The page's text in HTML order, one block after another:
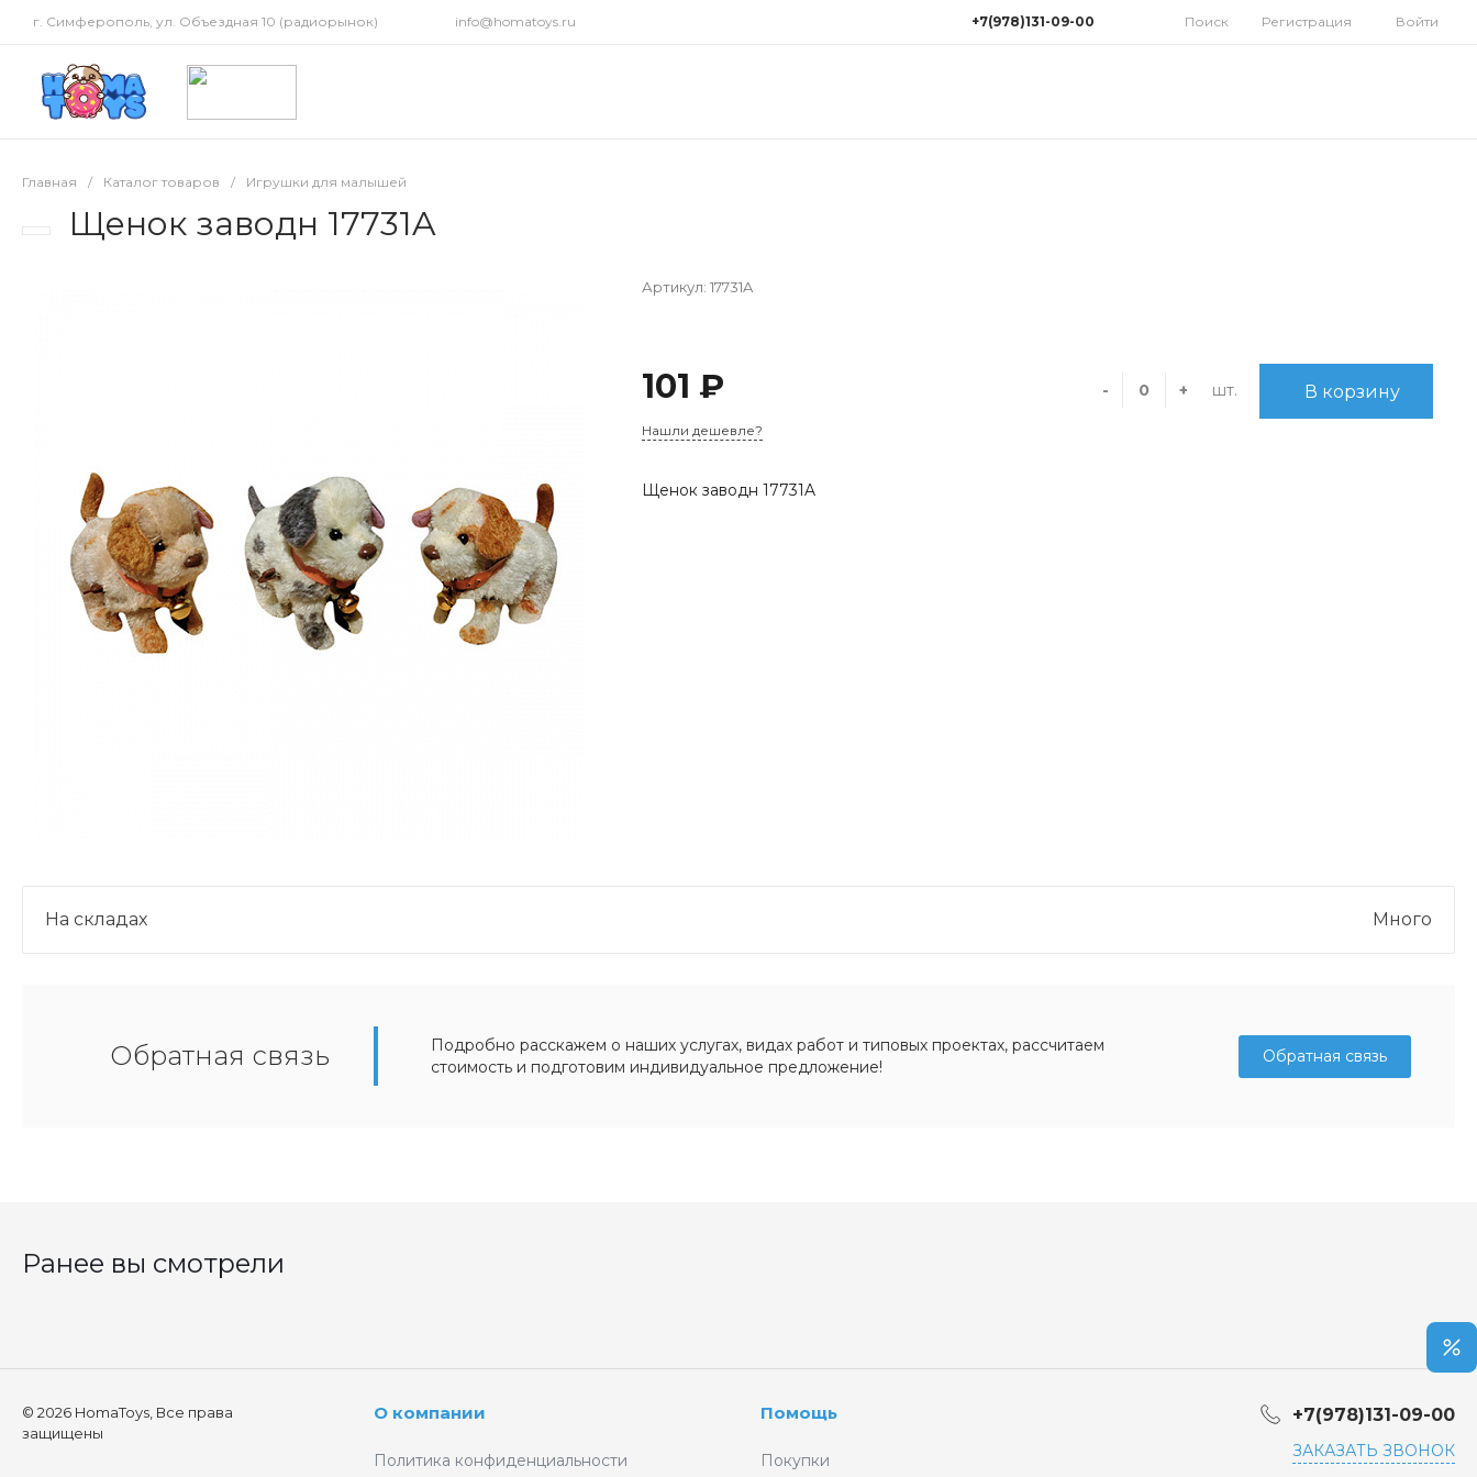
г. Симферополь, ул. Объездная 10 (радиорынок) info@homatoys.ru +7(978)131-09-00 Поиск Регистрация Войти
Главная / Каталог товаров / Игрушки для малышей
Щенок заводн 17731A
Артикул:17731A
101 ₽ - + шт. В корзину
Нашли дешевле?
Щенок заводн 17731A
На складах Много
Обратная связь
Подробно расскажем о наших услугах, видах работ и типовых проектах, рассчитаем
стоимость и подготовим индивидуальное предложение!
Обратная связь
Ранее вы смотрели
© 2026 HomaToys, Все права
защищены
О компании
Политика конфиденциальности
Помощь
Покупки
+7(978)131-09-00
ЗАКАЗАТЬ ЗВОНОК